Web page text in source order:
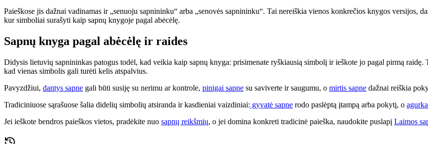
Paieškose jis dažnai vadinamas ir „senuoju sapnininku“ arba „senovės sapnininku“. Tai nereiškia vienos konkrečios knygos versijos,
kur simboliai surašyti kaip sapnų knygoje pagal abėcėlę.
Sapnų knyga pagal abėcėlę ir raides
Didysis lietuvių sapnininkas patogus todėl, kad veikia kaip sapnų knyga: prisimenate ryškiausią simbolį ir ieškote jo pagal pirmą raidę.
kad vienas simbolis gali turėti kelis atspalvius.
Pavyzdžiui, dantys sapne gali būti susiję su nerimu ar kontrole, pinigai sapne su saviverte ir saugumu, o mirtis sapne dažnai reiškia
Tradiciniuose sąrašuose šalia didelių simbolių atsiranda ir kasdieniai vaizdiniai: gyvatė sapne rodo paslėptą įtampą arba pokytį, o
Jei ieškote bendros paieškos vietos, pradėkite nuo sapnų reikšmių, o jei domina konkreti tradicinė paieška, naudokite puslapį Laimos